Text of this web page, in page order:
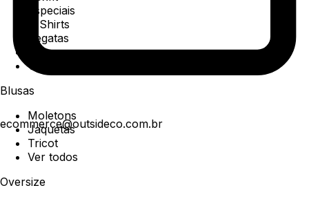
ecommerce@outsideco.com.br
Especiais
T-Shirts
Regatas
Polo
Ver todos
Blusas
Moletons
Jaquetas
Tricot
Ver todos
Oversize